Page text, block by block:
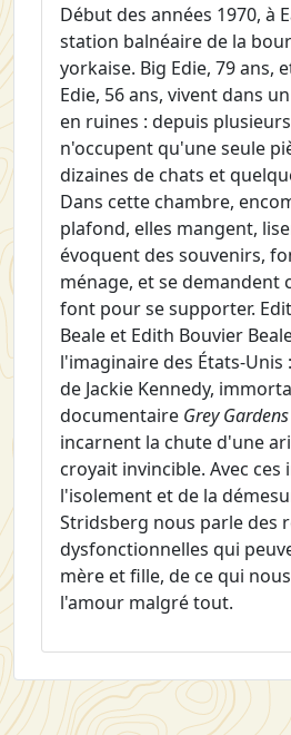
Début des années 1970, à
station balnéaire de la
yorkaise. Big Edie, 79 ans,
Edie, 56 ans, vivent dans
en ruines : depuis
n'occupent qu'une seule
dizaines de chats et
Dans cette chambre,
plafond, elles mangent,
évoquent des souvenirs,
ménage, et se demandent
font pour se supporter.
Beale et Edith Bouvier
l'imaginaire des États-Unis
de Jackie Kennedy,
documentaire Grey Gardens
incarnent la chute d'une
croyait invincible. Avec ces
l'isolement et de la
Stridsberg nous parle des
dysfonctionnelles qui
mère et fille, de ce qui
l'amour malgré tout.